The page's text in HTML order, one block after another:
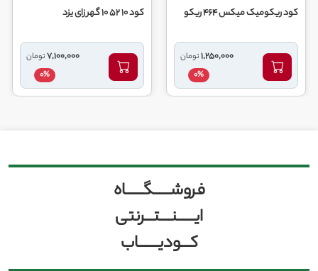
میکس 464 ریکو
1,250,000
تومان
7,100,000
تومان
فروشــــــگــــــاه
ایــــــنــــتـــرنتی
کـــودیـــــــاب